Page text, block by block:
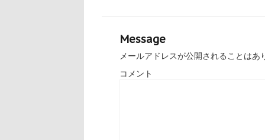
Message
メールアドレスが公開されることはあ
コメント